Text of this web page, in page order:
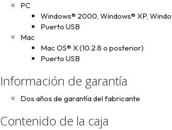
PC
Windows® 2000, Windows® XP,
Puerto USB
Mac
Mac OS® X (10.2.8 o posterior)
Puerto USB
Información de garantía
Dos años de garantía del fabricante
Contenido de la caja